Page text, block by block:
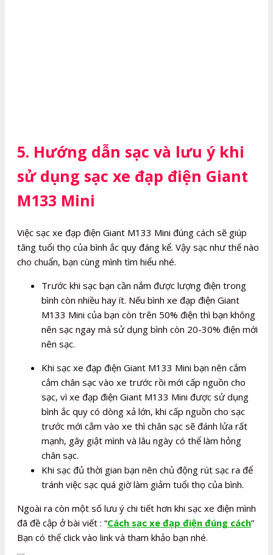
5. Hướng dẫn sạc và lưu ý khi
sử dụng sạc xe đạp điện Giant
M133 Mini
Việc sạc xe đạp điện Giant M133 Mini đúng cách sẽ giúp
tăng tuổi thọ của bình ắc quy đáng kể. Vậy sạc như thế nào
cho chuẩn, bạn cùng mình tìm hiểu nhé.
Trước khi sạc bạn cần nắm được lượng điện trong
bình còn nhiều hay ít. Nếu bình xe đạp điện Giant
M133 Mini của bạn còn trên 50% điện thì bạn không
nên sạc ngay mà sử dụng bình còn 20-30% điện mới
nên sạc.
Khi sạc xe đạp điện Giant M133 Mini bạn nên cắm
cắm chân sạc vào xe trước rồi mới cấp nguồn cho
sạc, vì xe đạp điện Giant M133 Mini được sử dụng
bình ắc quy có dòng xả lớn, khi cấp nguồn cho sạc
trước mới cắm vào xe thì chân sạc sẽ đánh lửa rất
mạnh, gây giật mình và lâu ngày có thể làm hỏng
chân sạc.
Khi sạc đủ thời gian bạn nên chủ động rút sạc ra để
tránh việc sạc quá giờ làm giảm tuổi thọ của bình.
Ngoài ra còn một số lưu ý chi tiết hơn khi sạc xe điện mình
đã đề cập ở bài viết : “Cách sạc xe đạp điện đúng cách”
Bạn có thể click vào link và tham khảo bạn nhé.